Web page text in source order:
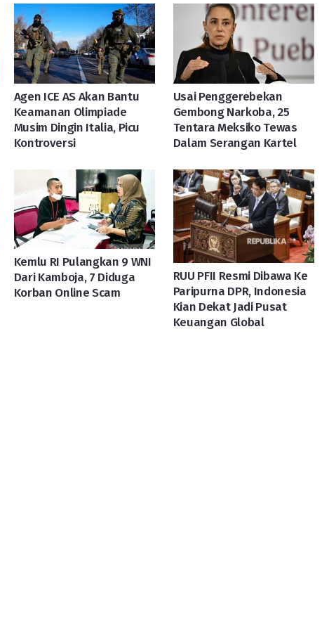
Agen ICE AS Akan Bantu
Keamanan Olimpiade
Musim Dingin Italia, Picu
Kontroversi
Usai Penggerebekan
Gembong Narkoba, 25
Tentara Meksiko Tewas
Dalam Serangan Kartel
Kemlu RI Pulangkan 9 WNI
Dari Kamboja, 7 Diduga
Korban Online Scam
RUU PFII Resmi Dibawa Ke
Paripurna DPR, Indonesia
Kian Dekat Jadi Pusat
Keuangan Global